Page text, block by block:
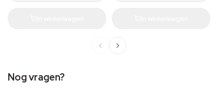
Nog vragen?